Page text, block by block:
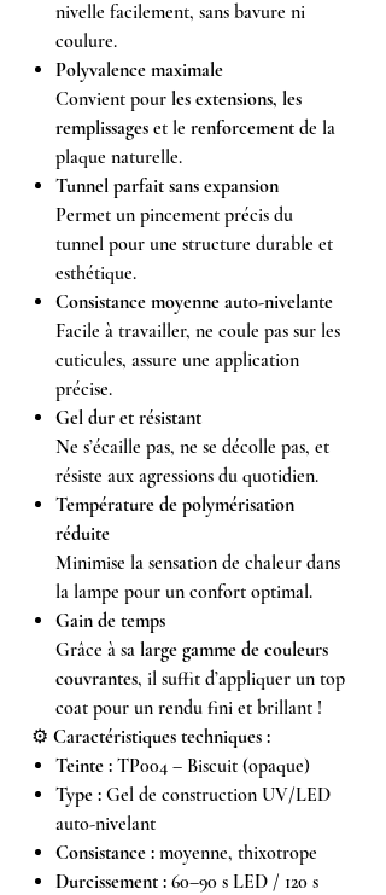
nivelle facilement, sans bavure ni
coulure.
Polyvalence maximale
Convient pour les extensions, les
remplissages et le renforcement de la
plaque naturelle.
Tunnel parfait sans expansion
Permet un pincement précis du
tunnel pour une structure durable et
esthétique.
Consistance moyenne auto-nivelante
Facile à travailler, ne coule pas sur les
cuticules, assure une application
précise.
Gel dur et résistant
Ne s’écaille pas, ne se décolle pas, et
résiste aux agressions du quotidien.
Température de polymérisation
réduite
Minimise la sensation de chaleur dans
la lampe pour un confort optimal.
Gain de temps
Grâce à sa large gamme de couleurs
couvrantes, il suffit d’appliquer un top
coat pour un rendu fini et brillant !
⚙️ Caractéristiques techniques :
Teinte : TP004 – Biscuit (opaque)
Type : Gel de construction UV/LED
auto-nivelant
Consistance : moyenne, thixotrope
Durcissement : 60–90 s LED / 120 s